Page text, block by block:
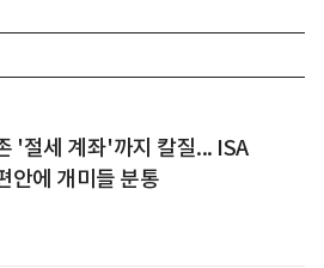
'절세 계좌'까지 칼질... ISA
안에 개미들 분통